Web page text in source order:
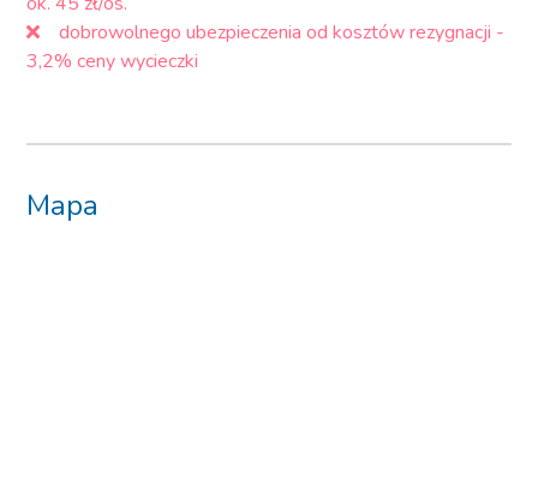
dobrowolnego ubezpieczenia od kosztów rezygnacji -
3,2% ceny wycieczki
Mapa